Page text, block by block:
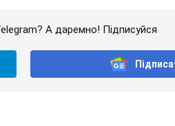
А даремно! Підписуйся